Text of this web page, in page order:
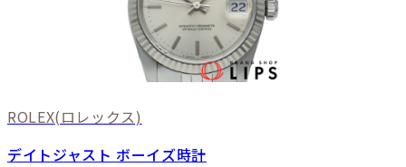
ROLEX(ロレックス)
デイトジャスト ボーイズ時計